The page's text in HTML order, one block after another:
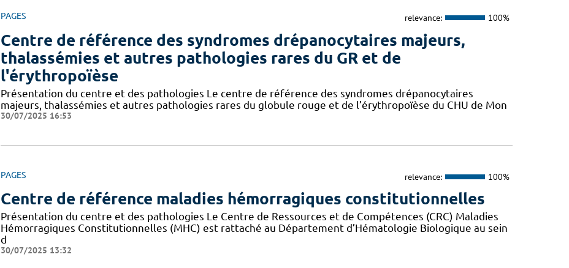
PAGES relevance: 100%
Centre de référence des syndromes drépanocytaires majeurs,
thalassémies et autres pathologies rares du GR et de
l'érythropoïèse
Présentation du centre et des pathologies Le centre de référence des syndromes drépanocytaires
majeurs, thalassémies et autres pathologies rares du globule rouge et de l’érythropoïèse du CHU de Mon
30/07/2025 16:53
PAGES relevance: 100%
Centre de référence maladies hémorragiques constitutionnelles
Présentation du centre et des pathologies Le Centre de Ressources et de Compétences (CRC) Maladies
Hémorragiques Constitutionnelles (MHC) est rattaché au Département d’Hématologie Biologique au sein
d
30/07/2025 13:32